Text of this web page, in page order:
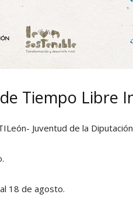
Tiempo Libre
Juventud de la
18 de agosto.